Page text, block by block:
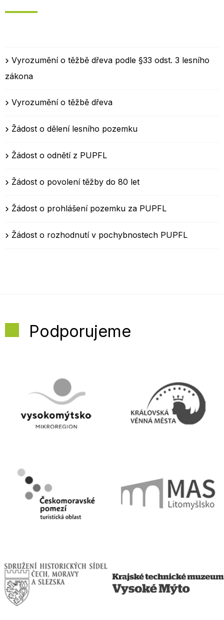
Vyrozumění o těžbě dřeva podle §33 odst. 3 lesního
zákona
Vyrozumění o těžbě dřeva
Žádost o dělení lesního pozemku
Žádost o odnětí z PUPFL
Žádost o povolení těžby do 80 let
Žádost o prohlášení pozemku za PUPFL
Žádost o rozhodnutí v pochybnostech PUPFL
Podporujeme